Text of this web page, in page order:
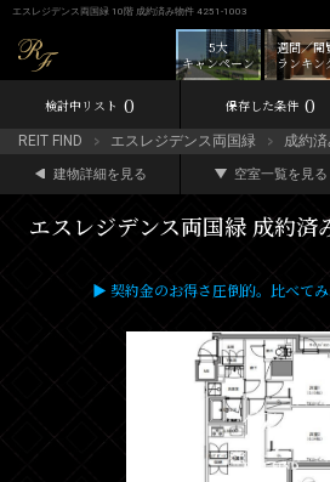
エスレジデンス両国緑 10階 成約済み物件 4251-1003
週間／閲
ランキン
5大
キャンペーン
検討中リスト 0 保存した条件 0
REIT FIND エスレジデンス両国緑 成約
建物詳細を見る 空室一覧を見る
エスレジデンス両国緑 成約
▶ 契約金のお得さ圧倒的。比べて